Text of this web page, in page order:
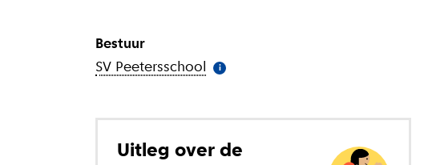
Bestuur
SV Peetersschool Meer informatie
i
Uitleg over de